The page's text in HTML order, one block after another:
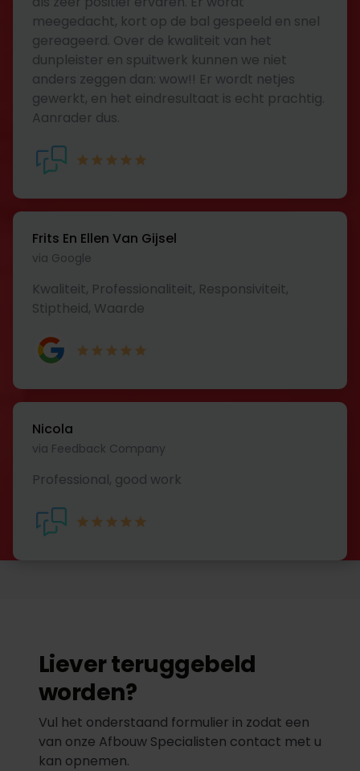
meegedacht, kort op de bal gespeeld en snel
gereageerd. Over de kwaliteit van het
dunpleister en spuitwerk kunnen we niet
anders zeggen dan: wow!! Er wordt netjes
gewerkt, en het eindresultaat is echt prachtig.
Aanrader dus.
Frits En Ellen Van Gijsel
via Google
Kwaliteit, Professionaliteit, Responsiviteit,
Stiptheid, Waarde
Nicola
via Feedback Company
Professional, good work
Liever teruggebeld
worden?
Vul het onderstaand formulier in zodat een
van onze Afbouw Specialisten contact met u
kan opnemen.